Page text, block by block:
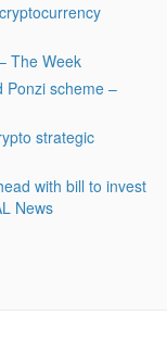
The Week
Ponzi scheme –
strategic
with bill to invest
News